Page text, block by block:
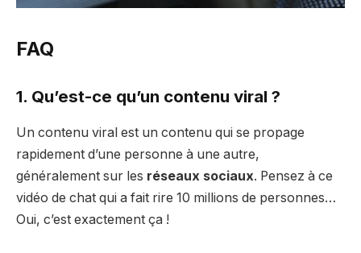
FAQ
1. Qu’est-ce qu’un contenu viral ?
Un contenu viral est un contenu qui se propage
rapidement d’une personne à une autre,
généralement sur les réseaux sociaux. Pensez à ce
vidéo de chat qui a fait rire 10 millions de personnes…
Oui, c’est exactement ça !